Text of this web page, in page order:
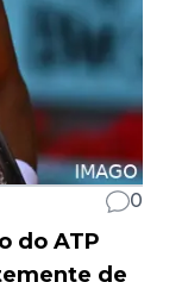
0
do ATP
de